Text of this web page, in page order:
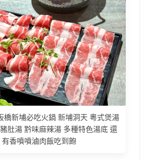
橋新埔必吃火鍋 新埔洞天 粵式煲湯
肚湯 黔味麻辣湯 多種特色湯底 還
有香噴噴滷肉飯吃到飽